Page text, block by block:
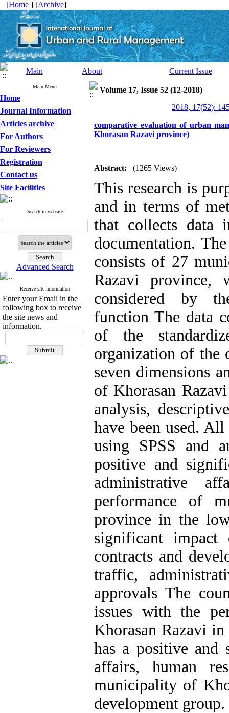
[Home ] [Archive]
Main About Current Issue
Main Menu
Home
Journal Information
Articles archive
For Authors
For Reviewers
Registration
Contact us
Site Facilities
Search in website
Advanced Search
Receive site information
Enter your Email in the
following box to receive
the site news and
information.
Volume 17, Issue 52 (12-2018)
2018, 17(52):
comparative evaluation of urban
Khorasan Razavi province)
Abstract: (1265 Views)
This research is
and in terms of
that collects data
documentation.
consists of 27
Razavi
considered by
function The data
of the
organization of the
seven dimensions
of Khorasan
analysis,
have been used.
using SPSS and
positive and
administrative
performance of
province in the
significant impact
contracts and
traffic,
approvals The
issues with the
Khorasan Razavi
has a positive and
affairs, human
municipality of
development group.